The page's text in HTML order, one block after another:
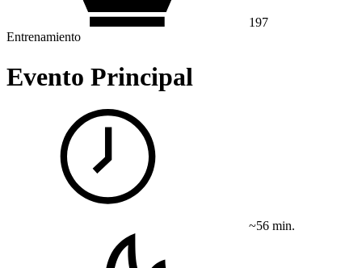
197
Entrenamiento
Evento Principal
~56 min.